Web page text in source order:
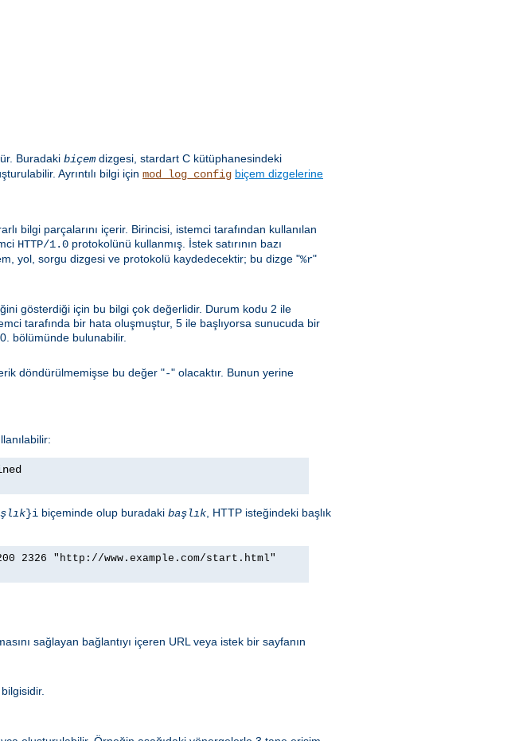
Buradaki biçem dizgesi, stardart C kütüphanesindeki
Ayrıntılı bilgi için mod_log_config biçem dizgelerine
bilgi parçalarını içerir. Birincisi, istemci tarafından kullanılan
HTTP/1.0 protokolünü kullanmış. İstek satırının bazı
yol, sorgu dizgesi ve protokolü kaydedecektir; bu dizge "%r"
gösterdiği için bu bilgi çok değerlidir. Durum kodu 2 ile
tarafında bir hata oluşmuştur, 5 ile başlıyorsa sunucuda bir
bölümünde bulunabilir.
döndürülmemişse bu değer "-" olacaktır. Bunun yerine
}i biçeminde olup buradaki başlık , HTTP isteğindeki başlık
2326 "http://www.example.com/start.html"
sağlayan bağlantıyı içeren URL veya istek bir sayfanın